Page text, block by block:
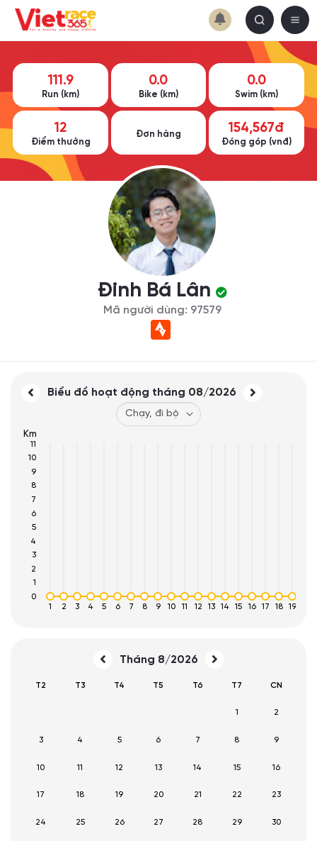
111.9
Run (km)
0.0
Bike (km)
0.0
Swim (km)
12
Điểm thưởng
Đơn hàng 154,567đ
Đóng góp (vnđ)
Đinh Bá Lân
Mã người dùng: 97579
Biểu đồ hoạt động tháng 08/2026
1 2 3 4 5 6 7 8 9 10 11 12 13 14 15 16 17 18 19
0
1
2
3
4
5
6
7
8
9
10
11
Km
Tháng 8/2026
T2 T3 T4 T5 T6 T7 CN
1 2
3 4 5 6 7 8 9
10 11 12 13 14 15 16
17 18 19 20 21 22 23
24 25 26 27 28 29 30